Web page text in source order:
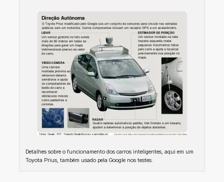
Detalhes sobre o funcionamento dos carros inteligentes, aqui em um
Toyota Prius, também usado pela Google nos testes.